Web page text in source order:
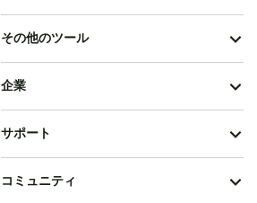
その他のツール
企業
サポート
コミュニティ